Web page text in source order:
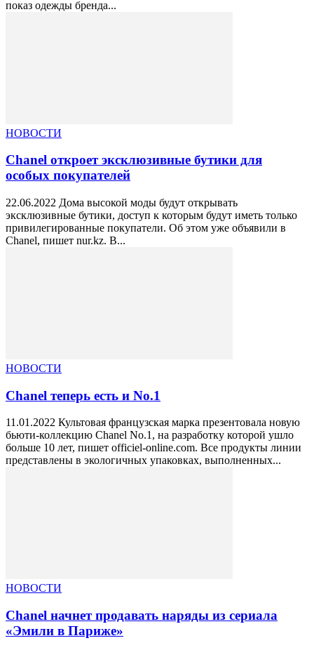
показ одежды бренда...
НОВОСТИ
Chanel откроет эксклюзивные бутики для
особых покупателей
22.06.2022 Дома высокой моды будут открывать
эксклюзивные бутики, доступ к которым будут иметь только
привилегированные покупатели. Об этом уже объявили в
Chanel, пишет nur.kz. В...
НОВОСТИ
Chanel теперь есть и No.1
11.01.2022 Культовая французская марка презентовала новую
бьюти-коллекцию Chanel No.1, на разработку которой ушло
больше 10 лет, пишет officiel-online.com. Все продукты линии
представлены в экологичных упаковках, выполненных...
НОВОСТИ
Chanel начнет продавать наряды из сериала
«Эмили в Париже»